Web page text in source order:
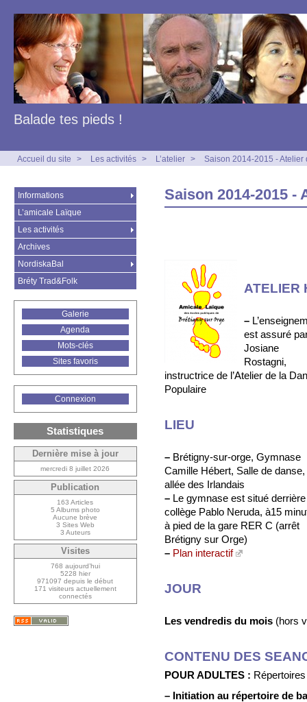
Balade tes pieds !
Accueil du site > Les activités > L’atelier > Saison 2014-2015 - Atelier
Saison 2014-2015 -
ATELIER
–
est assuré
Josiane
Rostagni,
instructrice de l’Atelier de la
Populaire
LIEU
– Brétigny-sur-orge, Gymnase
Camille Hébert, Salle de danse,
allée des Irlandais
– Le gymnase est situé
collège Pablo Neruda, à15
à pied de la gare RER C (arrêt
Brétigny sur Orge)
– Plan interactif
JOUR
Les vendredis du mois (hors
CONTENU DES
POUR ADULTES :
– Initiation au répertoire de
Informations
L’amicale Laïque
Les activités
Archives
NordiskaBal
Bréty Trad&Folk
Galerie
Agenda
Mots-clés
Sites favoris
Connexion
Statistiques
Dernière mise à jour
mercredi 8 juillet 2026
Publication
163 Articles
5 Albums photo
Aucune brève
3 Sites Web
3 Auteurs
Visites
768 aujourd’hui
5228 hier
971097 depuis le début
171 visiteurs actuellement
connectés